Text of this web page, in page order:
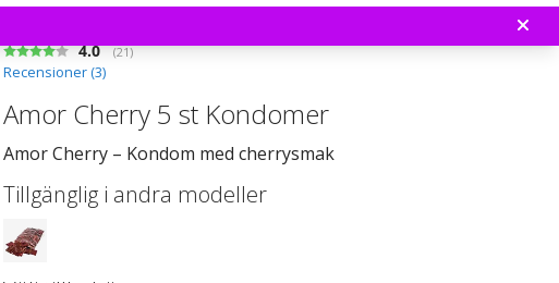
Snittbetyg:
4.0 (röster:
21)
Recensioner (3)
Amor Cherry 5 st Kondomer
Amor Cherry – Kondom med cherrysmak
Tillgänglig i andra modeller